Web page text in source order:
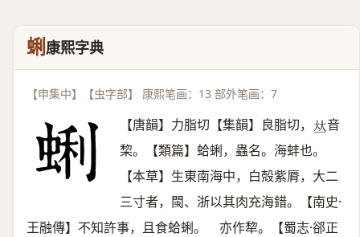
蜊 康熙字典
【申集中】【虫字部】 康熙笔画：13 部外笔画：7
【唐韻】力脂切【集韻】良脂切， 𠀤音
棃。【類篇】蛤蜊，蟲名。海蚌也。
【本草】生東南海中，白殻紫脣，大二
三寸者，閩、浙以其肉充海錯。【南史·
王融傳】不知許事，且食蛤蜊。 亦作犂。【蜀志·郤正